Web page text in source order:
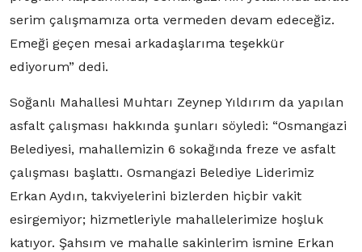
serim çalışmamıza orta vermeden devam edeceğiz.
Emeği geçen mesai arkadaşlarıma teşekkür
ediyorum” dedi.
Soğanlı Mahallesi Muhtarı Zeynep Yıldırım da yapılan
asfalt çalışması hakkında şunları söyledi: “Osmangazi
Belediyesi, mahallemizin 6 sokağında freze ve asfalt
çalışması başlattı. Osmangazi Belediye Liderimiz
Erkan Aydın, takviyelerini bizlerden hiçbir vakit
esirgemiyor; hizmetleriyle mahallelerimize hoşluk
katıyor. Şahsım ve mahalle sakinlerim ismine Erkan